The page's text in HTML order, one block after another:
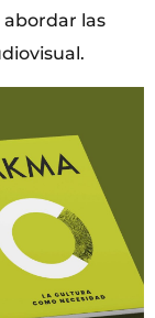
abordar las